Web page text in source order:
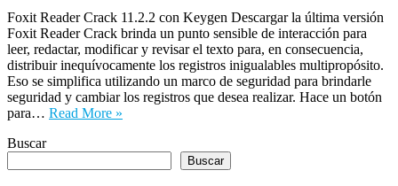
Foxit Reader Crack 11.2.2 con Keygen Descargar la última versión
Foxit Reader Crack brinda un punto sensible de interacción para
leer, redactar, modificar y revisar el texto para, en consecuencia,
distribuir inequívocamente los registros inigualables multipropósito.
Eso se simplifica utilizando un marco de seguridad para brindarle
seguridad y cambiar los registros que desea realizar. Hace un botón
para… Read More »
Buscar
Buscar